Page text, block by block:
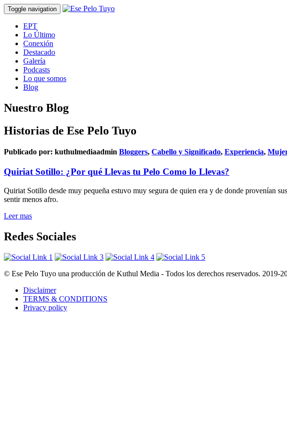
Toggle navigation
EPT
Lo Último
Conexión
Destacado
Galería
Podcasts
Lo que somos
Blog
Nuestro Blog
Historias de Ese Pelo Tuyo
Publicado por: kuthulmediaadmin Bloggers, Cabello y Significado, Experiencia,
Quiriat Sotillo: ¿Por qué Llevas tu Pelo Como lo Llevas?
Quiriat Sotillo desde muy pequeña estuvo muy segura de quien era y de donde provenían
sentir menos afro.
Leer mas
Redes Sociales
© Ese Pelo Tuyo una producción de Kuthul Media - Todos los derechos reservados.
Disclaimer
TERMS & CONDITIONS
Privacy policy